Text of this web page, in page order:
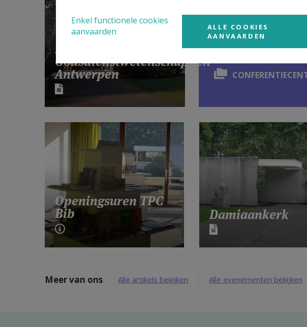
Hoger Instituut voor
Godsdienstwetenschappen
Antwerpen
Welke
site?
Openingsuren TPC
Bib Damiaankerk
Meer van ons Alle artikels bekijken Alle evenementen bekijken
Enkel functionele cookies
aanvaarden
ALLE COOKIES
AANVAARDEN